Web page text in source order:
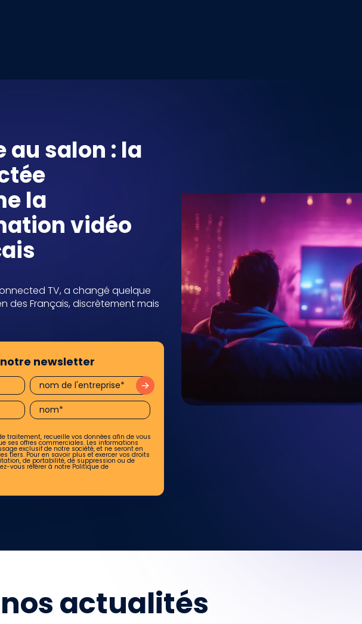
au salon : la
la
vidéo
TV, a changé quelque
des Français, discrètement mais
newsletter
de traitement, recueille vos données afin de vous
ses offres commerciales. Les informations
exclusif de notre société, et ne seront en
tiers. Pour en savoir plus et exercer vos droits
de portabilité, de suppression ou de
vous référer à notre Politique de
actualités